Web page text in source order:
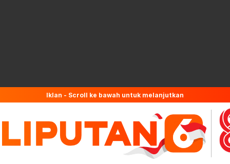
Iklan - Scroll ke bawah untuk melanjutkan